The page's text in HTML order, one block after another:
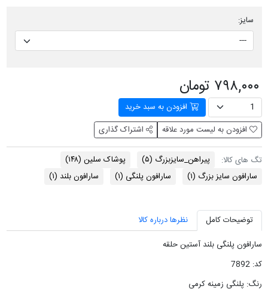
سایز:
۷۹۸,۰۰۰ تومان
افزودن به سبد خرید
افزودن به لیست مورد علاقه
اشتراک گذاری
تگ های کالا: پیراهن_سایزبزرگ (۵) پوشاک سلین (۱۴۸)
سارافون سایز بزرگ (۱) سارافون پلنگی (۱) سارافون بلند (۱)
توضیحات کامل
نظرها درباره کالا
سارافون پلنگی بلند آستین حلقه
کد: 7892
رنگ: پلنگی زمینه کرمی